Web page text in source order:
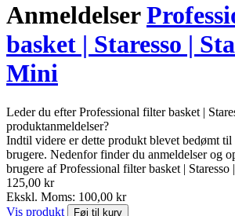
Anmeldelser
basket | Staresso |
Mini
Leder du efter Professional filter basket |
produktanmeldelser?
Indtil videre er dette produkt blevet bedømt
brugere. Nedenfor finder du anmeldelser og
brugere af Professional filter basket | Staresso
125,00 kr
Ekskl. Moms: 100,00 kr
Vis produkt
Føj til kurv